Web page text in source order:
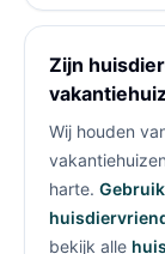
Zijn
Wij houden
harte.
bekijk alle